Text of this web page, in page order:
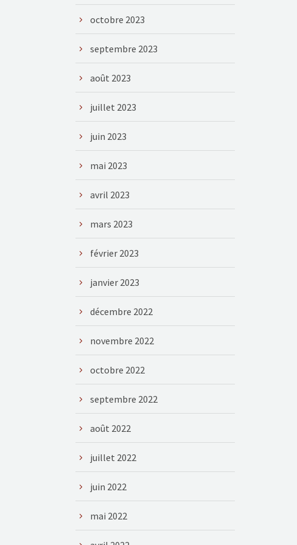
octobre 2023
septembre 2023
août 2023
juillet 2023
juin 2023
mai 2023
avril 2023
mars 2023
février 2023
janvier 2023
décembre 2022
novembre 2022
octobre 2022
septembre 2022
août 2022
juillet 2022
juin 2022
mai 2022